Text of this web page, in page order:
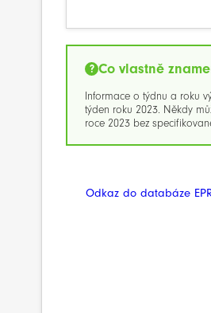
Co vlastně
Informace o týdnu a roku
týden roku 2023. Někdy
roce 2023 bez
Odkaz do databáze